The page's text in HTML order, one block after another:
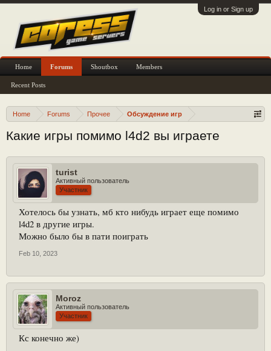
Log in or Sign up
Home Forums Прочее Обсуждение игр
Какие игры помимо l4d2 вы играете
turist
Активный пользователь
Участник
Хотелось бы узнать, мб кто нибудь играет еще помимо
l4d2 в другие игры.
Можно было бы в пати поиграть
Feb 10, 2023
Moroz
Активный пользователь
Участник
Кс конечно же)
Home Forums
Recent Posts
Shoutbox Members